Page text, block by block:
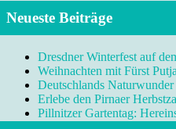
Neueste Beiträge
Dresdner Winterfest auf
Weihnachten mit Fürst
Deutschlands
Erlebe den Pirnaer
Pillnitzer Gartentag: